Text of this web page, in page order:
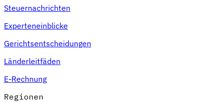
Steuernachrichten
Experteneinblicke
Gerichtsentscheidungen
Länderleitfäden
E-Rechnung
Regionen